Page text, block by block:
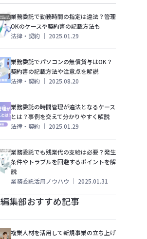
業務委託で勤務時間の指定は違法？管理
OKのケースや契約書の記載方法も
法律・契約 ｜ 2025.01.29
業務委託でパソコンの無償貸与はOK？
契約書の記載方法や注意点を解説
法律・契約 ｜ 2025.08.20
業務委託の時間管理が違法となるケース
とは？事例を交えて分かりやすく解説
法律・契約 ｜ 2025.01.29
業務委託でも残業代の支給は必要？発生
条件やトラブルを回避するポイントを解
説
業務委託活用ノウハウ ｜ 2025.01.31
編集部おすすめ記事
複業人材を活用して新規事業の立ち上げ